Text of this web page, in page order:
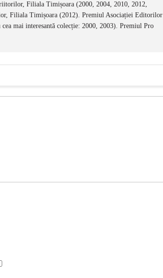
Filiala Timișoara (2000, 2004, 2010, 2012,
Filiala Timișoara (2012). Premiul Asociației Editorilor
mai interesantă colecție: 2000, 2003). Premiul Pro